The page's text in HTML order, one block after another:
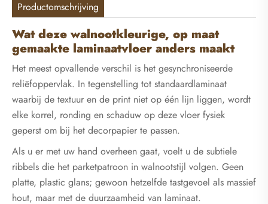
Productomschrijving
Wat deze walnootkleurige, op maat
gemaakte laminaatvloer anders maakt
Het meest opvallende verschil is het gesynchroniseerde
reliëfoppervlak. In tegenstelling tot standaardlaminaat
waarbij de textuur en de print niet op één lijn liggen, wordt
elke korrel, ronding en schaduw op deze vloer fysiek
geperst om bij het decorpapier te passen.
Als u er met uw hand overheen gaat, voelt u de subtiele
ribbels die het parketpatroon in walnootstijl volgen. Geen
platte, plastic glans; gewoon hetzelfde tastgevoel als massief
hout, maar met de duurzaamheid van laminaat.